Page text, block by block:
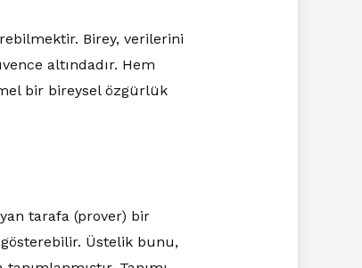
Birey, verilerini
altındadır. Hem
bir bireysel özgürlük
tarafa (prover) bir
Üstelik bunu,